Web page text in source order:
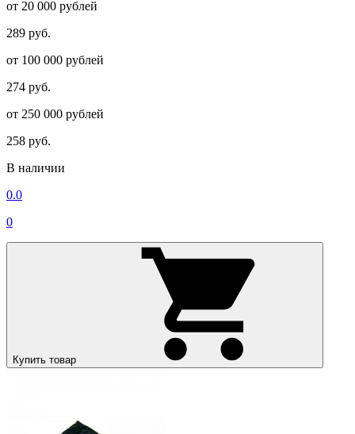
от 20 000 рублей
289 руб.
от 100 000 рублей
274 руб.
от 250 000 рублей
258 руб.
В наличии
0.0
0
Купить товар